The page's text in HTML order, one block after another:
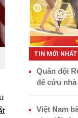
TIN MỚI NHẤT
Quân đội
để cứu nhà
Việt Nam